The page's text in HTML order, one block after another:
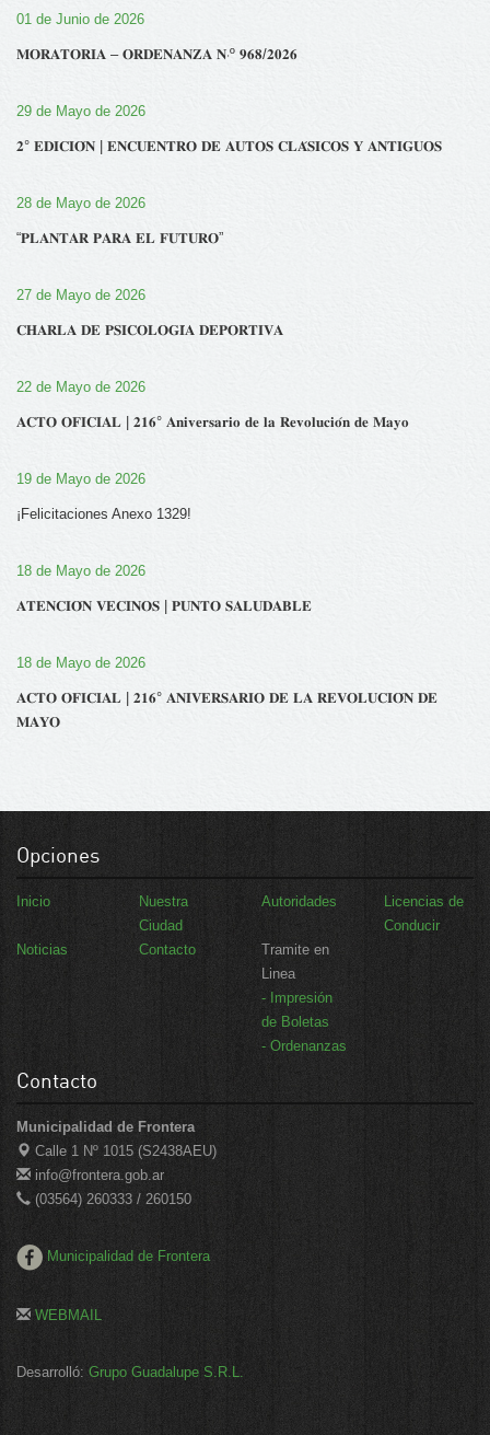
01 de Junio de 2026
𝐌𝐎𝐑𝐀𝐓𝐎𝐑𝐈𝐀 – 𝐎𝐑𝐃𝐄𝐍𝐀𝐍𝐙𝐀 𝐍‧º 𝟗𝟔𝟖/𝟐𝟎𝟐𝟔
29 de Mayo de 2026
𝟐° 𝐄𝐃𝐈𝐂𝐈𝐎́𝐍 | 𝐄𝐍𝐂𝐔𝐄𝐍𝐓𝐑𝐎 𝐃𝐄 𝐀𝐔𝐓𝐎𝐒 𝐂𝐋𝐀́𝐒𝐈𝐂𝐎𝐒 𝐘 𝐀𝐍𝐓𝐈𝐆𝐔𝐎𝐒
28 de Mayo de 2026
“𝐏𝐋𝐀𝐍𝐓𝐀𝐑 𝐏𝐀𝐑𝐀 𝐄𝐋 𝐅𝐔𝐓𝐔𝐑𝐎”
27 de Mayo de 2026
𝐂𝐇𝐀𝐑𝐋𝐀 𝐃𝐄 𝐏𝐒𝐈𝐂𝐎𝐋𝐎𝐆𝐈́𝐀 𝐃𝐄𝐏𝐎𝐑𝐓𝐈𝐕𝐀
22 de Mayo de 2026
𝐀𝐂𝐓𝐎 𝐎𝐅𝐈𝐂𝐈𝐀𝐋 | 𝟐𝟏𝟔° 𝐀𝐧𝐢𝐯𝐞𝐫𝐬𝐚𝐫𝐢𝐨 𝐝𝐞 𝐥𝐚 𝐑𝐞𝐯𝐨𝐥𝐮𝐜𝐢𝐨́𝐧 𝐝𝐞 𝐌𝐚𝐲𝐨
19 de Mayo de 2026
¡Felicitaciones Anexo 1329!
18 de Mayo de 2026
𝐀𝐓𝐄𝐍𝐂𝐈𝐎́𝐍 𝐕𝐄𝐂𝐈𝐍𝐎𝐒 | 𝐏𝐔𝐍𝐓𝐎 𝐒𝐀𝐋𝐔𝐃𝐀𝐁𝐋𝐄
18 de Mayo de 2026
𝐀𝐂𝐓𝐎 𝐎𝐅𝐈𝐂𝐈𝐀𝐋 | 𝟐𝟏𝟔° 𝐀𝐍𝐈𝐕𝐄𝐑𝐒𝐀𝐑𝐈𝐎 𝐃𝐄 𝐋𝐀 𝐑𝐄𝐕𝐎𝐋𝐔𝐂𝐈𝐎́𝐍 𝐃𝐄
𝐌𝐀𝐘𝐎
Opciones
Inicio
Nuestra
Ciudad
Autoridades
Licencias de
Conducir
Noticias
Contacto
Tramite en
Linea
- Impresión
de Boletas
- Ordenanzas
Contacto
Municipalidad de Frontera
Calle 1 Nº 1015 (S2438AEU)
info@frontera.gob.ar
(03564) 260333 / 260150
Municipalidad de Frontera
WEBMAIL
Desarrolló: Grupo Guadalupe S.R.L.